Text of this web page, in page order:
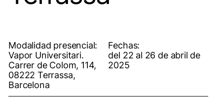
Modalidad presencial:
Vapor Universitari.
Carrer de Colom, 114,
08222 Terrassa,
Barcelona
Fechas:
del 22 al 26 de abril de
2025